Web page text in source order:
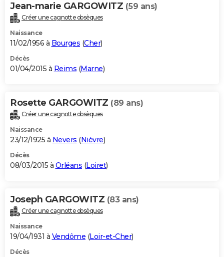
Jean-marie GARGOWITZ (59 ans)
Créer une cagnotte obsèques
Naissance
11/02/1956 à Bourges (Cher)
Décès
01/04/2015 à Reims (Marne)
Rosette GARGOWITZ (89 ans)
Créer une cagnotte obsèques
Naissance
23/12/1925 à Nevers (Nièvre)
Décès
08/03/2015 à Orléans (Loiret)
Joseph GARGOWITZ (83 ans)
Créer une cagnotte obsèques
Naissance
19/04/1931 à Vendôme (Loir-et-Cher)
Décès